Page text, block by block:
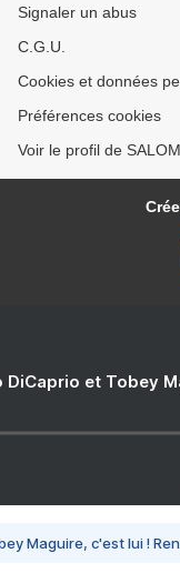
Signaler un abus
C.G.U.
Cookies et données
Préférences cookies
Voir le profil de
DiCaprio et Tobey
Maguire, c'est lui !